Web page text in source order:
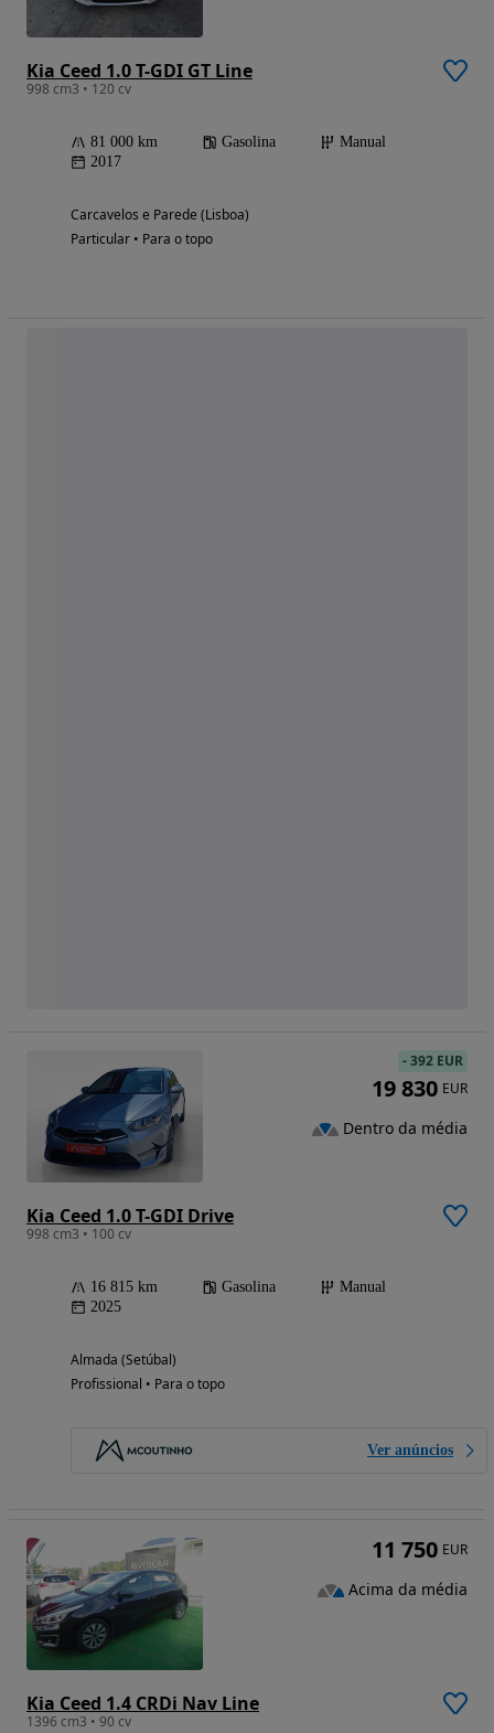
Kia Ceed 1.0 T-GDI GT Line
998 cm3 • 120 cv
81 000 km Gasolina
Manual
2017
Carcavelos e Parede (Lisboa)
Particular • Para o topo
Kia Ceed 1.0 T-GDI Drive
998 cm3 • 100 cv
16 815 km Gasolina
Manual
2025
Almada (Setúbal)
Profissional • Para o topo
Ver anúncios
-392 EUR
19 830 EUR
Dentro da média
Kia Ceed 1.4 CRDi Nav Line
1396 cm3 • 90 cv
11 750 EUR
Acima da média